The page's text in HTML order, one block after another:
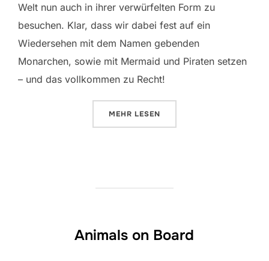
Welt nun auch in ihrer verwürfelten Form zu
besuchen. Klar, dass wir dabei fest auf ein
Wiedersehen mit dem Namen gebenden
Monarchen, sowie mit Mermaid und Piraten setzen
– und das vollkommen zu Recht!
MEHR ÜBER „SKULL KING: DAS
LESEN
Animals on Board